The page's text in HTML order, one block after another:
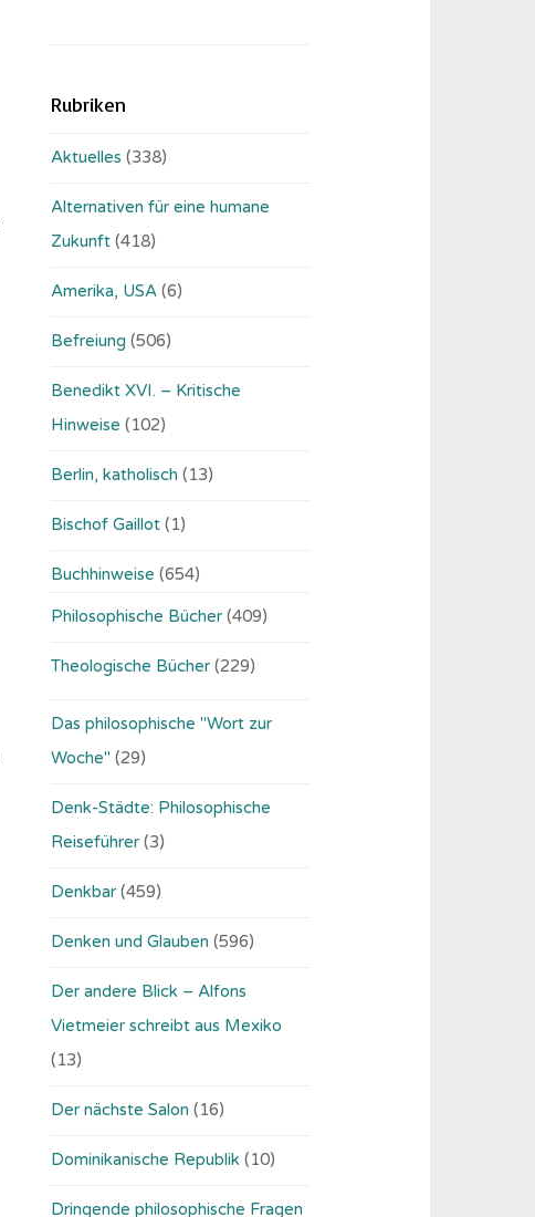
Rubriken
Aktuelles (338)
Alternativen für eine humane
Zukunft (418)
Amerika, USA (6)
Befreiung (506)
Benedikt XVI. – Kritische
Hinweise (102)
Berlin, katholisch (13)
Bischof Gaillot (1)
Buchhinweise (654)
Philosophische Bücher (409)
Theologische Bücher (229)
Das philosophische "Wort zur
Woche" (29)
Denk-Städte: Philosophische
Reiseführer (3)
Denkbar (459)
Denken und Glauben (596)
Der andere Blick – Alfons
Vietmeier schreibt aus Mexiko
(13)
Der nächste Salon (16)
Dominikanische Republik (10)
Dringende philosophische Fragen